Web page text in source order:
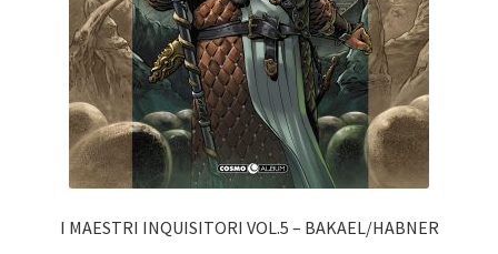
I MAESTRI INQUISITORI VOL.5 – BAKAEL/HABNER